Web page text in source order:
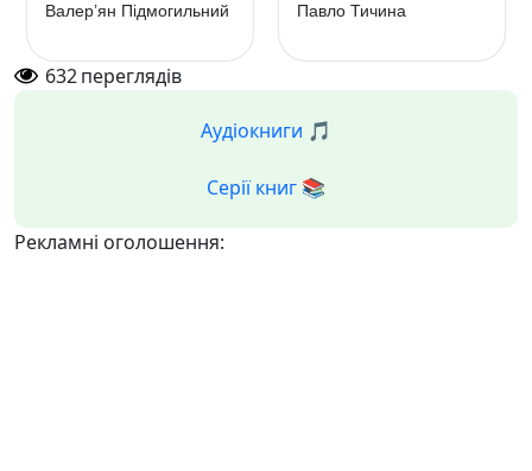
Валер’ян Підмогильний Павло Тичина
632переглядів
Аудіокниги 🎵
Серії книг 📚
Рекламні оголошення: